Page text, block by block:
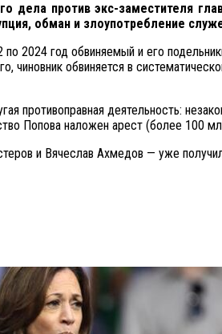
дела против экс-заместителя
обман и злоупотребление
по 2024 год обвиняемый и его
чиновник обвиняется в
противоправная деятельность:
Попова наложен арест (более 100
и Вячеслав Ахмедов — уже